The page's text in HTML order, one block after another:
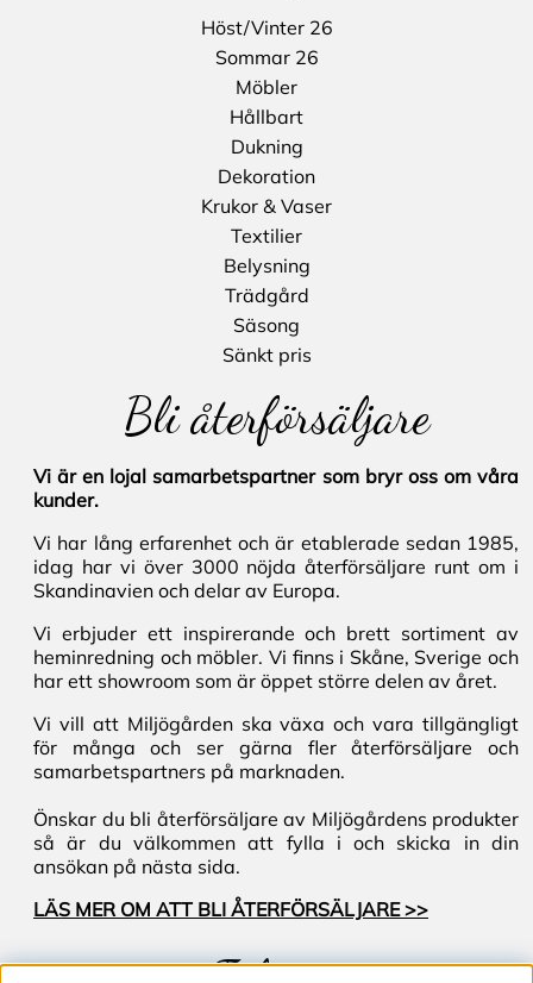
Höst/Vinter 26
Sommar 26
Möbler
Hållbart
Dukning
Dekoration
Krukor & Vaser
Textilier
Belysning
Trädgård
Säsong
Sänkt pris
Bli återförsäljare
Vi är en lojal samarbetspartner som bryr oss om våra
kunder.
Vi har lång erfarenhet och är etablerade sedan 1985,
idag har vi över 3000 nöjda återförsäljare runt om i
Skandinavien och delar av Europa.
Vi erbjuder ett inspirerande och brett sortiment av
heminredning och möbler. Vi finns i Skåne, Sverige och
har ett showroom som är öppet större delen av året.
Vi vill att Miljögården ska växa och vara tillgängligt
för många och ser gärna fler återförsäljare och
samarbetspartners på marknaden.
Önskar du bli återförsäljare av Miljögårdens produkter
så är du välkommen att fylla i och skicka in din
ansökan på nästa sida.
LÄS MER OM ATT BLI ÅTERFÖRSÄLJARE >>